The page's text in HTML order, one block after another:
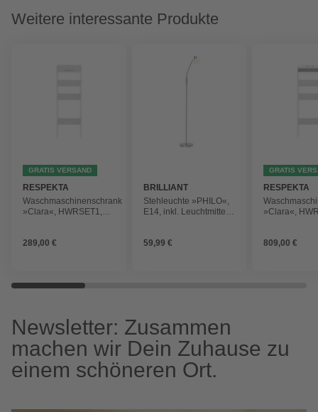
Weitere interessante Produkte
GRATIS VERSAND
RESPEKTA
Waschmaschinenschrank
»Clara«, HWRSET1,
289,00 €
BRILLIANT
Stehleuchte »PHILO«,
E14, inkl. Leuchtmittel,
59,99 €
GRATIS
RESPEKTA
»Clara«,
809,00 €
Newsletter: Zusammen
machen wir Dein Zuhause zu
einem schöneren Ort.